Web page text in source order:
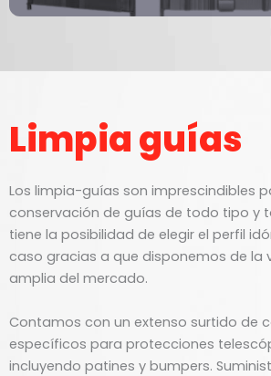
Limpia guías
Los limpia-guías son imprescindibles
conservación de guías de todo tipo y
tiene la posibilidad de elegir el perfil
caso gracias a que disponemos de la
amplia del mercado.
Contamos con un extenso surtido de
específicos para protecciones
incluyendo patines y bumpers.